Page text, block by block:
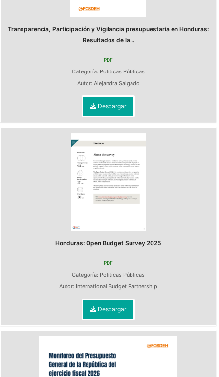
Transparencia, Participación y Vigilancia presupuestaria en Honduras:
Resultados de la...
PDF
Categoría: Políticas Públicas
Autor: Alejandra Salgado
Descargar
Honduras: Open Budget Survey 2025
PDF
Categoría: Políticas Públicas
Autor: International Budget Partnership
Descargar